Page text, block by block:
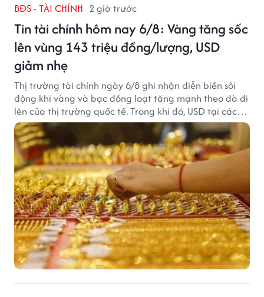
BĐS - TÀI CHÍNH 2 giờ trước
Tin tài chính hôm nay 6/8: Vàng tăng sốc
lên vùng 143 triệu đồng/lượng, USD
giảm nhẹ
Thị trường tài chính ngày 6/8 ghi nhận diễn biến sôi
động khi vàng và bạc đồng loạt tăng mạnh theo đà đi
lên của thị trường quốc tế. Trong khi đó, USD tại các
ngân hàng tiếp tục hạ nhiệt dù tỷ giá trung tâm lập
đỉnh mới.